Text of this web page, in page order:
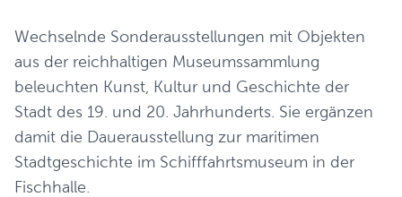
Wechselnde Sonderausstellungen mit Objekten
aus der reichhaltigen Museumssammlung
beleuchten Kunst, Kultur und Geschichte der
Stadt des 19. und 20. Jahrhunderts. Sie ergänzen
damit die Dauerausstellung zur maritimen
Stadtgeschichte im Schifffahrtsmuseum in der
Fischhalle.